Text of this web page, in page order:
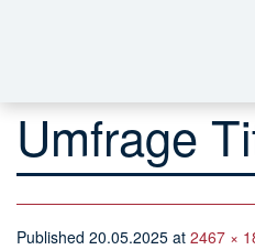
Umfrage
Published 20.05.2025 at 2467 ×